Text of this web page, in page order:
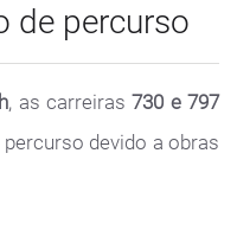
de percurso
, as carreiras730 e 797
devido a obras